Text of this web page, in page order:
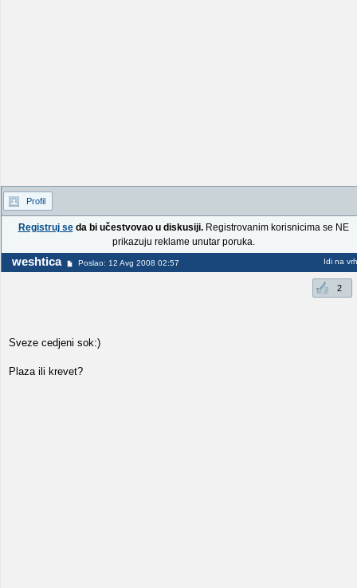
Profil
Registruj seda bi učestvovao u diskusiji.Registrovanim korisnicima se NE
prikazuju reklame unutar poruka.
weshtica Poslao: 12 Avg 2008 02:57 Idi na vrh
2
Sveze cedjeni sok:)
Plaza ili krevet?